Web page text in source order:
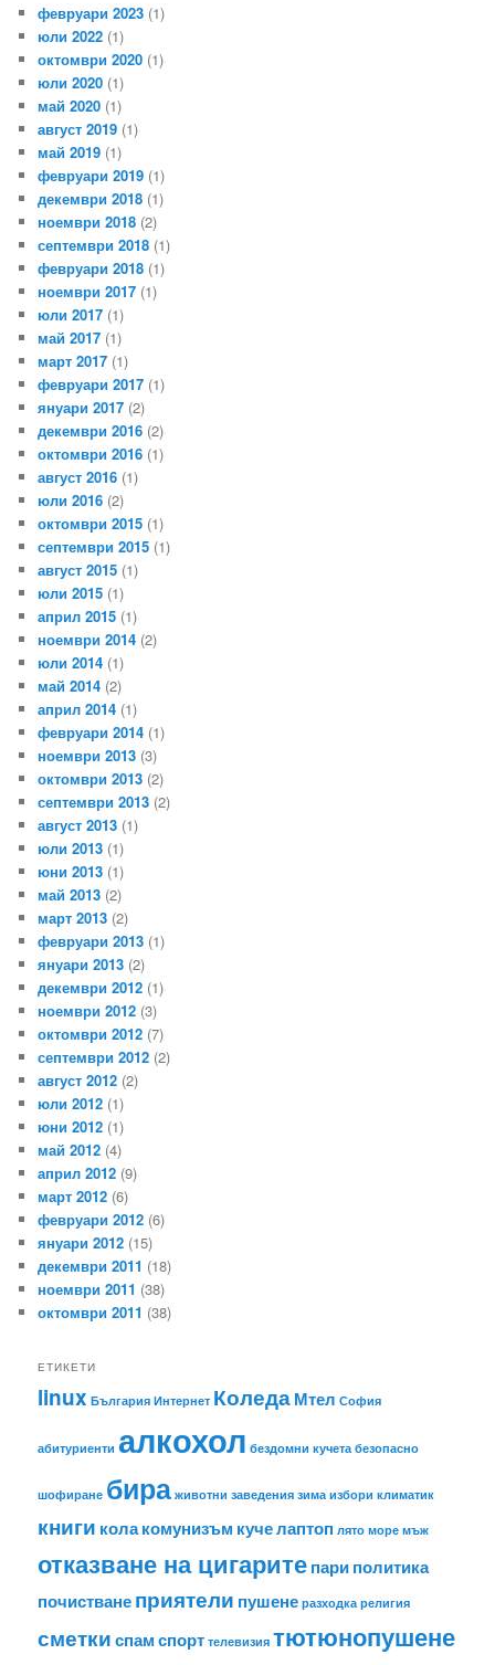
февруари 2023 (1)
юли 2022 (1)
октомври 2020 (1)
юли 2020 (1)
май 2020 (1)
август 2019 (1)
май 2019 (1)
февруари 2019 (1)
декември 2018 (1)
ноември 2018 (2)
септември 2018 (1)
февруари 2018 (1)
ноември 2017 (1)
юли 2017 (1)
май 2017 (1)
март 2017 (1)
февруари 2017 (1)
януари 2017 (2)
декември 2016 (2)
октомври 2016 (1)
август 2016 (1)
юли 2016 (2)
октомври 2015 (1)
септември 2015 (1)
август 2015 (1)
юли 2015 (1)
април 2015 (1)
ноември 2014 (2)
юли 2014 (1)
май 2014 (2)
април 2014 (1)
февруари 2014 (1)
ноември 2013 (3)
октомври 2013 (2)
септември 2013 (2)
август 2013 (1)
юли 2013 (1)
юни 2013 (1)
май 2013 (2)
март 2013 (2)
февруари 2013 (1)
януари 2013 (2)
декември 2012 (1)
ноември 2012 (3)
октомври 2012 (7)
септември 2012 (2)
август 2012 (2)
юли 2012 (1)
юни 2012 (1)
май 2012 (4)
април 2012 (9)
март 2012 (6)
февруари 2012 (6)
януари 2012 (15)
декември 2011 (18)
ноември 2011 (38)
октомври 2011 (38)
ЕТИКЕТИ
linux България Интернет КоледаМтел София
абитуриенти алкохол бездомни кучета безопасно
шофиране бира животни заведения зима избори климатик
книги колакомунизъм кучелаптоп лято море мъж
отказване на цигаритепариполитика
почистванеприятели пушене разходка религия
сметкиспамспорт телевизия тютюнопушене